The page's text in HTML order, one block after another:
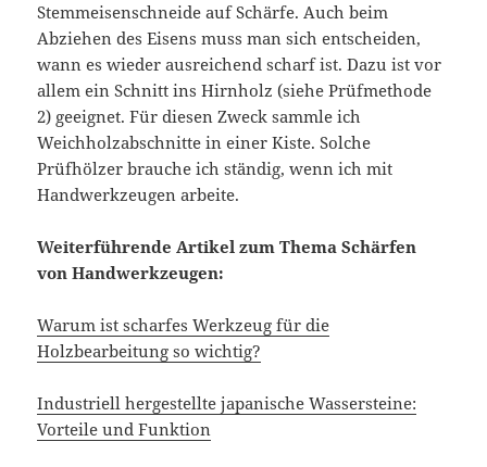
Stemmeisenschneide auf Schärfe. Auch beim
Abziehen des Eisens muss man sich entscheiden,
wann es wieder ausreichend scharf ist. Dazu ist vor
allem ein Schnitt ins Hirnholz (siehe Prüfmethode
2) geeignet. Für diesen Zweck sammle ich
Weichholzabschnitte in einer Kiste. Solche
Prüfhölzer brauche ich ständig, wenn ich mit
Handwerkzeugen arbeite.
Weiterführende Artikel zum Thema Schärfen
von Handwerkzeugen:
Warum ist scharfes Werkzeug für die
Holzbearbeitung so wichtig?
Industriell hergestellte japanische Wassersteine:
Vorteile und Funktion